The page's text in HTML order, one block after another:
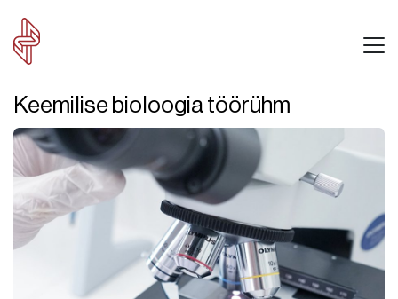
Keemilise bioloogia töörühm